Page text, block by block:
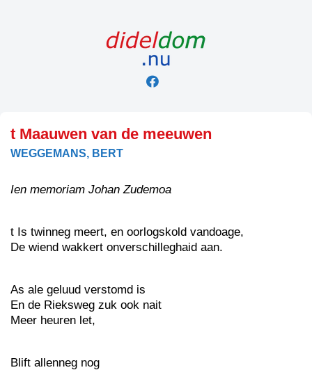
t Maauwen van de meeuwen
WEGGEMANS, BERT
Ien memoriam Johan Zudemoa
t Is twinneg meert, en oorlogskold vandoage,
De wiend wakkert onverschilleghaid aan.
As ale geluud verstomd is
En de Rieksweg zuk ook nait
Meer heuren let,
Blift allenneg nog